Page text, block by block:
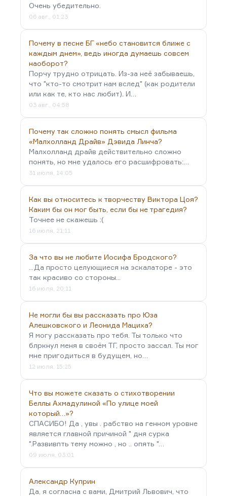
Очень убедительно.
06 авг., 01:23
Почему в песне БГ «небо становится ближе с
каждым днем», ведь иногда думаешь совсем
наоборот?
Порчу трудно отрицать. Из-за неё забываешь,
что "кто-то смотрит нам вслед" (как родители
или как те, кто нас любит). И…
03 авг., 04:58
Почему так сложно понять смысл фильма
«Малхолланд Драйв» Дэвида Линча?
Малхолланд драйв действительно сложно
понять, но мне удалось его расшифровать:…
31 июля, 14:05
Как вы относитесь к творчеству Виктора Цоя?
Каким бы он мог быть, если бы не трагедия?
Точнее не скажешь :(
16 июля, 21:11
За что вы не любите Иосифа Бродского?
...Да просто целующиеся на эскалаторе - это
так красиво со стороны...
16 июля, 20:11
Не могли бы вы рассказать про Юза
Алешковского и Леонида Мациха?
Я могу рассказать про тебя. Ты только что
блркнул меня в своём ТГ, просто зассал. Ты мог
мне пригодиться в будущем, но…
12 июля, 15:25
Что вы можете сказать о стихотворении
Беллы Ахмадулиной «По улице моей
который…»?
СПАСИБО! Да , увы . рабство на генном уровне
является главной причиной " дня сурка
".Развивпть тему можно , но .. опять "…
09 июля, 03:01
Александр Куприн
Да, я согласна с вами, Дмитрий Львович, что